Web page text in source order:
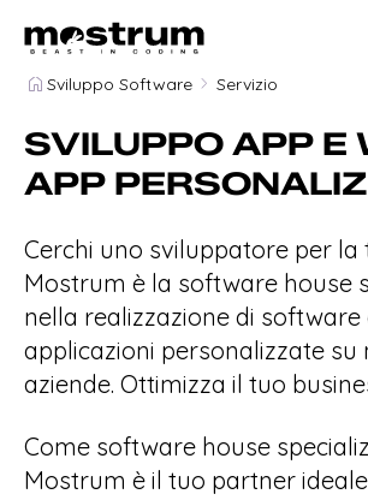
design_services
Personalizzato
devices_other Sviluppo App Mobile su
Android)
cloud_done Architetture Cloud Scalabili e
group Team
Sviluppo Software Servizio
SVILUPPO APP E
APP
Cerchi uno sviluppatore per la
Mostrum è la software house
nella realizzazione di
applicazioni personalizzate su
aziende. Ottimizza il tuo
Come software house
Mostrum è il tuo partner